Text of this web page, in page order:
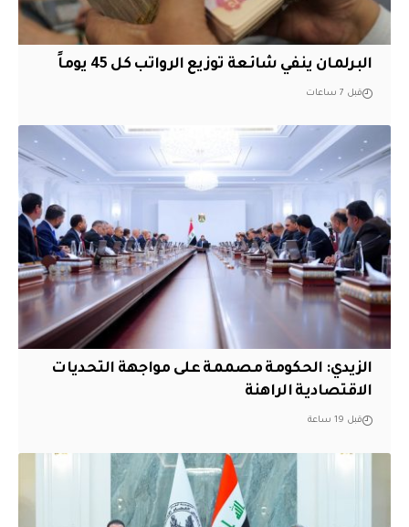
البرلمان ينفي شائعة توزيع الرواتب كل 45 يوماً
قبل 7 ساعات
الزيدي: الحكومة مصممة على مواجهة التحديات
الاقتصادية الراهنة
قبل 19 ساعة